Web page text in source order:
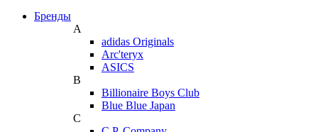
Бренды
A
adidas Originals
Arc'teryx
ASICS
B
Billionaire Boys Club
Blue Blue Japan
C